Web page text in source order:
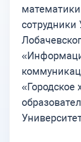
сотрудники
«Городское